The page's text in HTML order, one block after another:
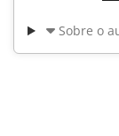
Sobre o